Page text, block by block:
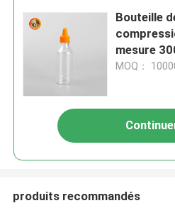
Bouteille
mesure
pour les
MOQ：
produits recommandés